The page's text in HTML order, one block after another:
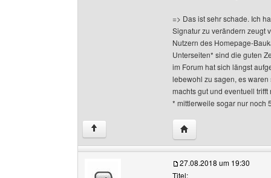
=> Das ist sehr schade. Ich
Signatur zu verändern zeugt
Nutzern des Homepage-
Unterseiten* sind die guten
im Forum hat sich längst
lebewohl zu sagen, es
machts gut und eventuell
* mittlerweile sogar nur noch
↑ Website dieses
27.08.2018 um 19:30
Titel: